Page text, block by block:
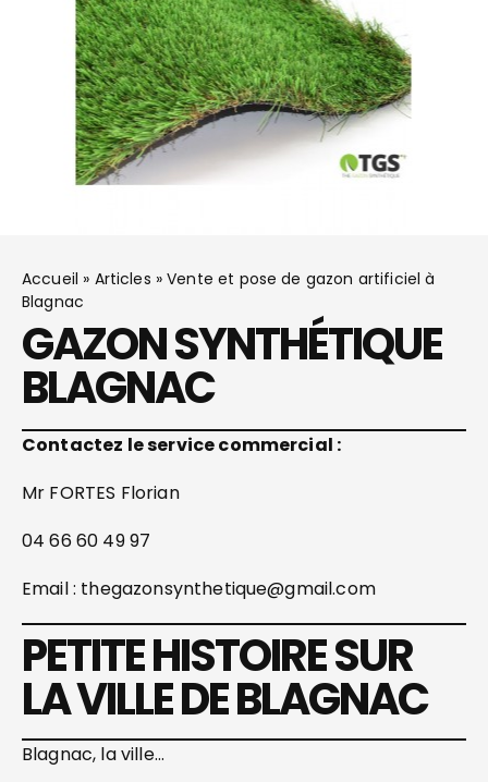
Accueil » Articles »Vente et pose de gazon artificiel à
Blagnac
GAZON SYNTHÉTIQUE
BLAGNAC
Contactez le service commercial :
Mr FORTES Florian
04 66 60 49 97
Email : thegazonsynthetique@gmail.com
PETITE HISTOIRE SUR
LA VILLE DE BLAGNAC
Blagnac, la ville…